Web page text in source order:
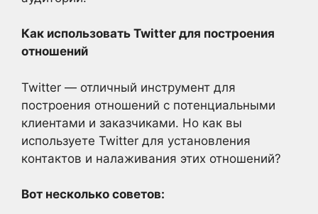
Как использовать Twitter для построения
отношений
Twitter — отличный инструмент для
построения отношений с потенциальными
клиентами и заказчиками. Но как вы
используете Twitter для установления
контактов и налаживания этих отношений?
Вот несколько советов: